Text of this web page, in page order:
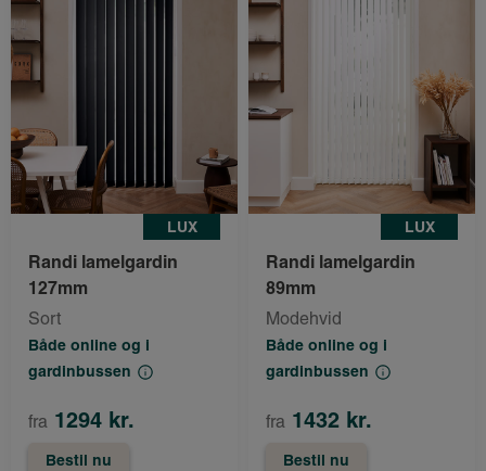
LUX
Randi lamelgardin
127mm
Sort
Både online og i
gardinbussen
fra 1294 kr.
Bestil nu
LUX
Randi lamelgardin
89mm
Modehvid
Både online og i
gardinbussen
fra 1432 kr.
Bestil nu